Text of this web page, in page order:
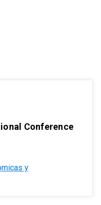
Conference
y